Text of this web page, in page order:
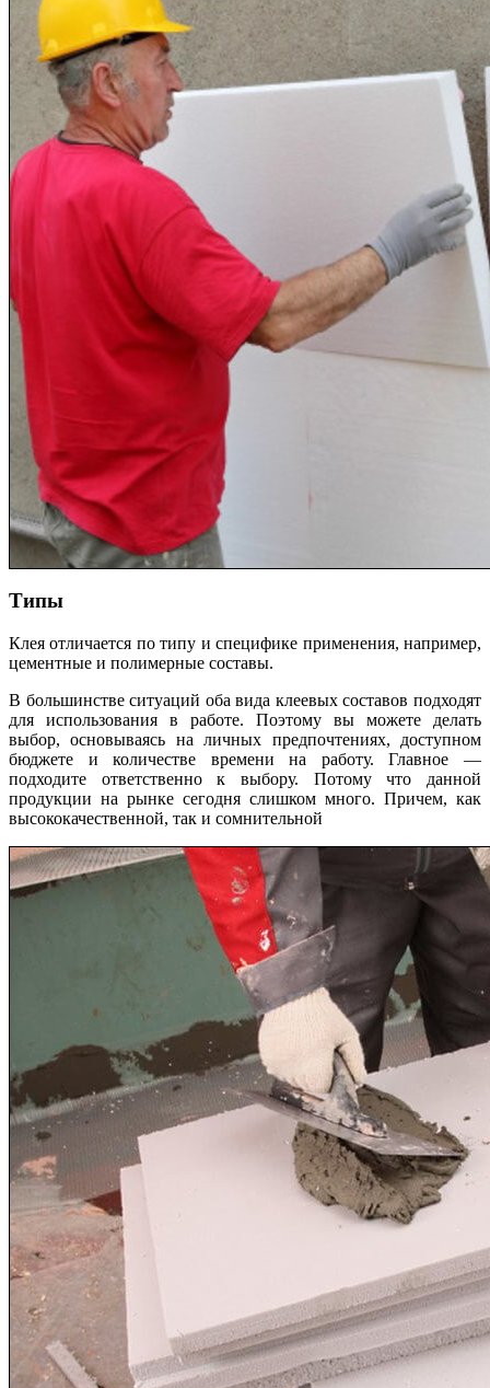
Типы
Клея отличается по типу и специфике применения, например,
цементные и полимерные составы.
В большинстве ситуаций оба вида клеевых составов подходят
для использования в работе. Поэтому вы можете делать
выбор, основываясь на личных предпочтениях, доступном
бюджете и количестве времени на работу. Главное —
подходите ответственно к выбору. Потому что данной
продукции на рынке сегодня слишком много. Причем, как
высококачественной, так и сомнительной